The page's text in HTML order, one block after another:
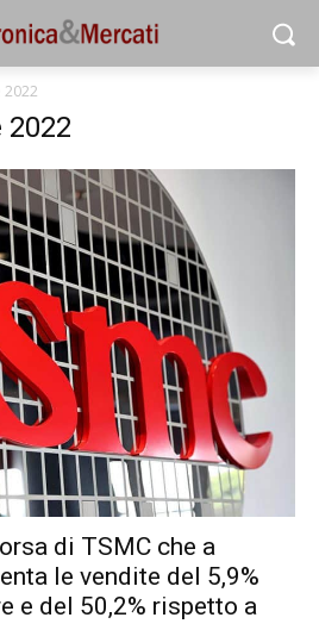
2022
di TSMC che a
le vendite del 5,9%
e del 50,2% rispetto a